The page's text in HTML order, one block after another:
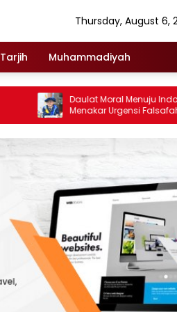
Thursday, August 6,
Tarjih Muhammadiyah
Daulat Moral Menuju Indonesia
Menakar Urgensi Falsafah Siri’
di Tengah Ancaman Kleptokrasi